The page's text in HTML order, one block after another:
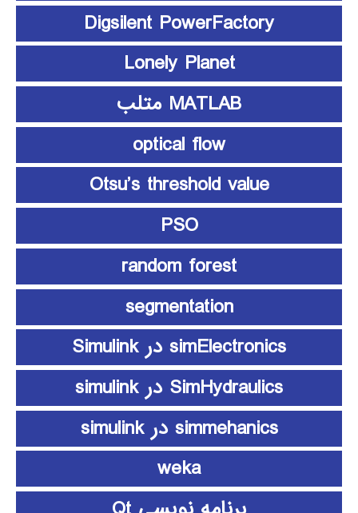
Digsilent PowerFactory
Lonely Planet
MATLAB متلب
optical flow
Otsu’s threshold value
PSO
random forest
segmentation
simElectronics در Simulink
SimHydraulics در simulink
simmehanics در simulink
weka